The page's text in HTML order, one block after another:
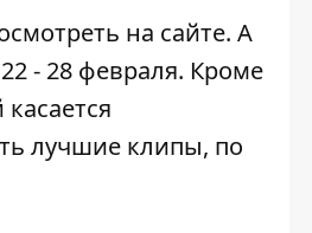
на сайте. А
- 28 февраля. Кроме
лучшие клипы, по